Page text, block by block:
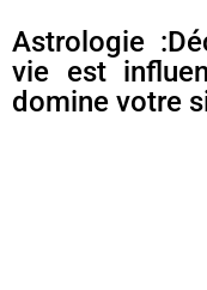
Astrologie
vie est
domine votre